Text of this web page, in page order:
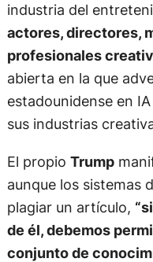
industria del
actores, directores,
profesionales
abierta en la que
estadounidense en
sus industrias
El propio Trump
aunque los sistemas
plagiar un artículo,
de él, debemos
conjunto de